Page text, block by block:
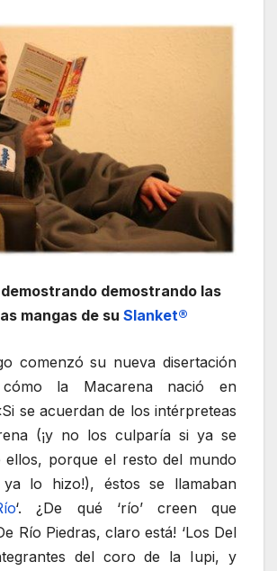
demostrando demostrando las
mangas de su Slanket®
comenzó su nueva disertación
cómo la Macarena nació en
se acuerdan de los intérpreteas
(¡y no los culparía si ya se
ellos, porque el resto del mundo
ya lo hizo!), éstos se llamaban
‘. ¿De qué ‘río’ creen que
Río Piedras, claro está! ‘Los Del
del coro de la Iupi, y